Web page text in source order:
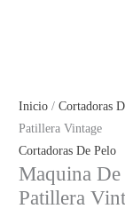
Inicio /Cortadoras
Patillera Vintage
Cortadoras De Pelo
Maquina
Patillera